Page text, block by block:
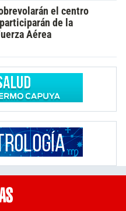
el centro
de la
Aérea